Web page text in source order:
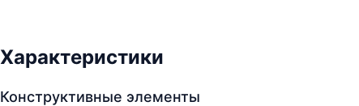
Характеристики
Конструктивные элементы